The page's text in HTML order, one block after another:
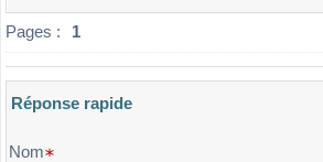
Pages : 1
Réponse rapide
Veuillez composer votre message et
Nom